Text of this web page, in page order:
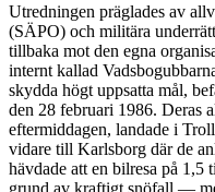
Utredningen präglades av
(SÄPO) och militära
tillbaka mot den egna
internt kallad
skydda högt uppsatta mål,
den 28 februari 1986. Deras
eftermiddagen, landade i
vidare till Karlsborg där de
hävdade att en bilresa på 1,5
grund av kraftigt snöfall —